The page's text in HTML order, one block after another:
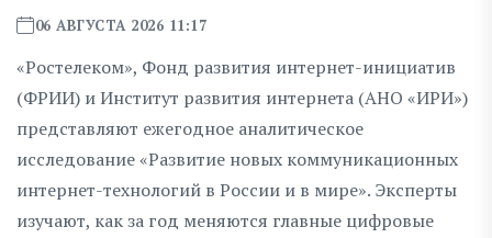
06 АВГУСТА 2026 11:17
«Ростелеком», Фонд развития интернет-инициатив
(ФРИИ) и Институт развития интернета (АНО «ИРИ»)
представляют ежегодное аналитическое
исследование «Развитие новых коммуникационных
интернет-технологий в России и в мире». Эксперты
изучают, как за год меняются главные цифровые